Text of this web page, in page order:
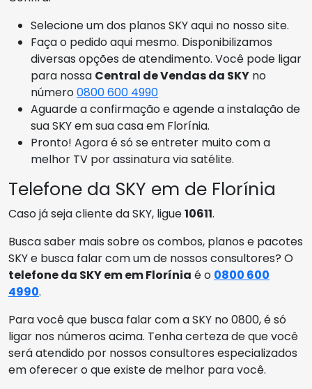
Selecione um dos planos SKY aqui no nosso site.
Faça o pedido aqui mesmo. Disponibilizamos
diversas opções de atendimento. Você pode ligar
para nossa Central de Vendas da SKY no
número0800 600 4990
Aguarde a confirmação e agende a instalação de
sua SKY em sua casa em Florínia.
Pronto! Agora é só se entreter muito com a
melhor TV por assinatura via satélite.
Telefone da SKY em de Florínia
Caso já seja cliente da SKY, ligue10611.
Busca saber mais sobre os combos, planos e pacotes
SKY e busca falar com um de nossos consultores? O
telefone da SKY em em Florínia é o 0800 600
4990.
Para você que busca falar com a SKY no 0800, é só
ligar nos números acima. Tenha certeza de que você
será atendido por nossos consultores especializados
em oferecer o que existe de melhor para você.